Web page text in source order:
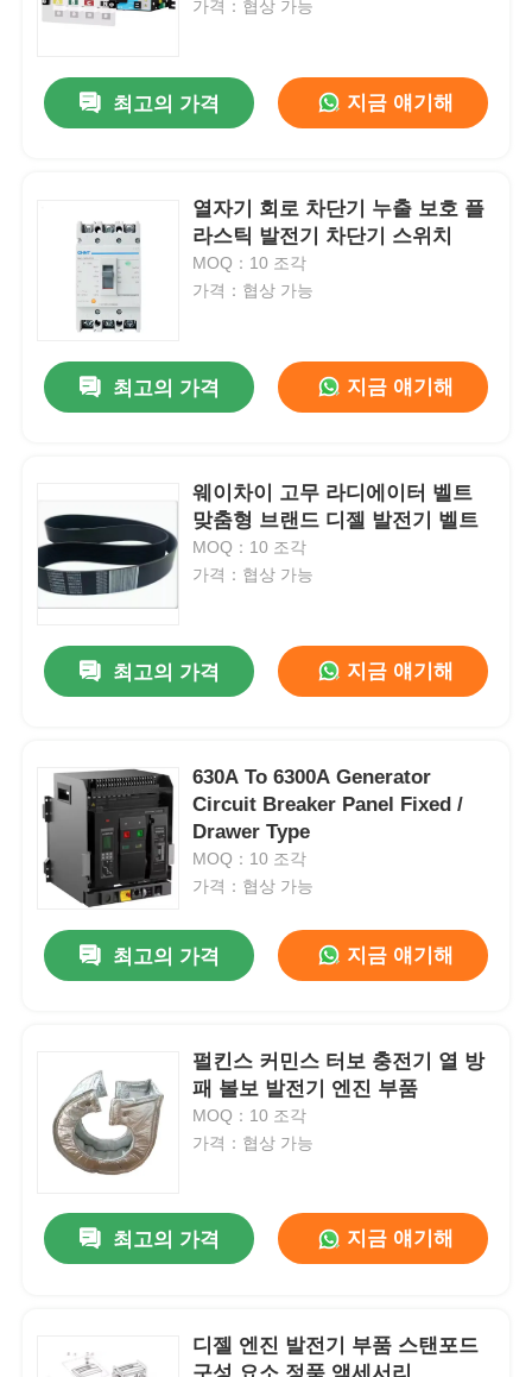
홈
회사 소개
공장 견학
품질 관리
사건
조용한 디젤 엔진 발전기 세트
가솔린 발전기 세트
가격：협상 가능
최고의 가격 지금 얘기해
열자기 회로 차단기 누출 보호 플
라스틱 발전기 차단기 스위치
MOQ：10 조각
가격：협상 가능
최고의 가격 지금 얘기해
웨이차이 고무 라디에이터 벨트
맞춤형 브랜드 디젤 발전기 벨트
MOQ：10 조각
가격：협상 가능
최고의 가격 지금 얘기해
630A To 6300A Generator
Circuit Breaker Panel Fixed /
Drawer Type
MOQ：10 조각
가격：협상 가능
최고의 가격 지금 얘기해
펄킨스 커민스 터보 충전기 열 방
패 볼보 발전기 엔진 부품
MOQ：10 조각
가격：협상 가능
최고의 가격 지금 얘기해
디젤 엔진 발전기 부품 스탠포드
구성 요소 정품 액세서리